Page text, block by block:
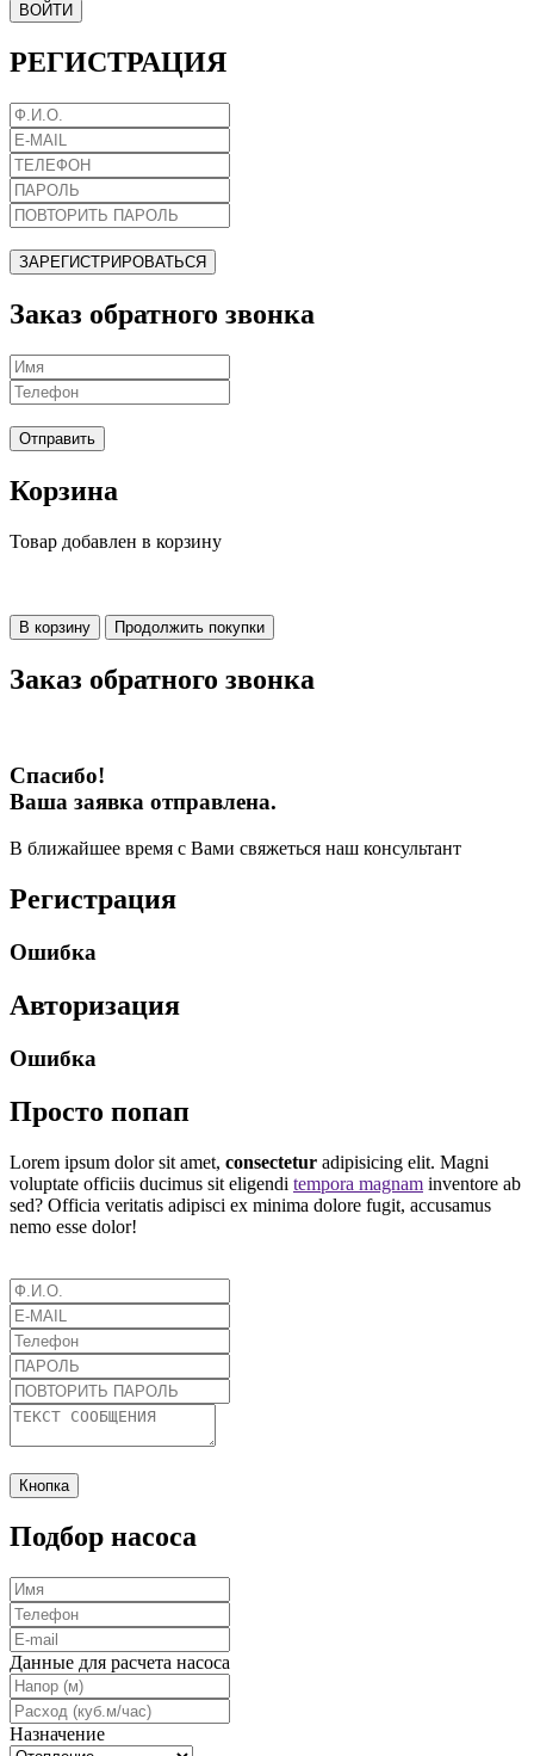
ВОЙТИ
РЕГИСТРАЦИЯ
ЗАРЕГИСТРИРОВАТЬСЯ
Заказ обратного звонка
Отправить
Корзина
Товар добавлен в корзину
В корзину Продолжить покупки
Заказ обратного звонка
Спасибо!
Ваша заявка отправлена.
В ближайшее время с Вами свяжеться наш консультант
Регистрация
Ошибка
Авторизация
Ошибка
Просто попап
Lorem ipsum dolor sit amet, consectetur adipisicing elit. Magni
voluptate officiis ducimus sit eligendi tempora magnam inventore ab
sed? Officia veritatis adipisci ex minima dolore fugit, accusamus
nemo esse dolor!
Кнопка
Подбор насоса
Данные для расчета насоса
Назначение